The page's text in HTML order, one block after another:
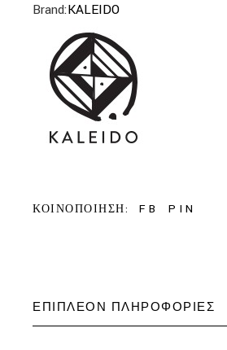
Brand:KALEIDO
ΚΟΙΝΟΠΟΙΗΣΗ: FB PIN
ΕΠΙΠΛΈΟΝ ΠΛΗΡΟΦΟΡΊΕΣ